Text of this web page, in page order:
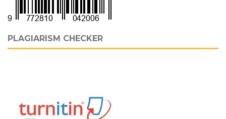
PLAGIARISM CHECKER